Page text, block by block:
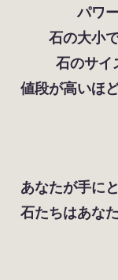
パワ
石の大小
石のサイ
値段が高いほ
あなたが手に
石たちはあな